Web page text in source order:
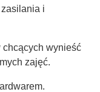
i
chcących wynieść
zajęć.